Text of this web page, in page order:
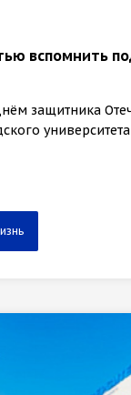
вспомнить
защитника